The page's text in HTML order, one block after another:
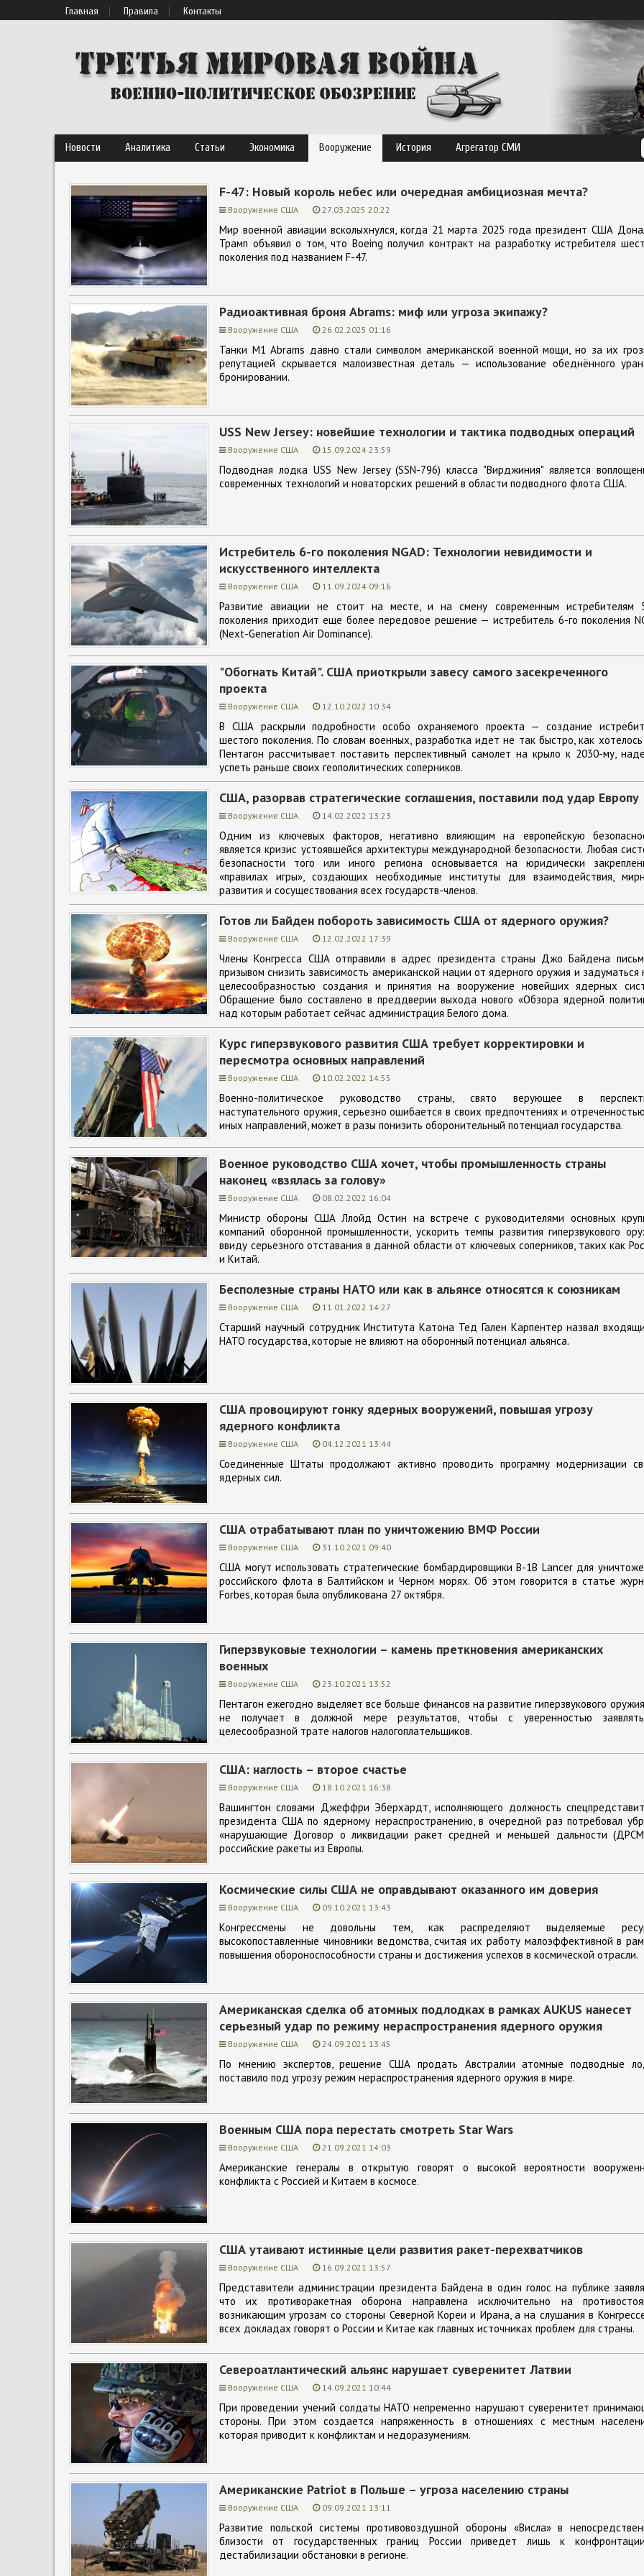
Главная Правила Контакты
Новости Аналитика Статьи Экономика Вооружение История Агрегатор СМИ
F-47: Новый король небес или очередная амбициозная мечта?
Вооружение США 27.03.2025 20:22
Мир военной авиации всколыхнулся, когда 21 марта 2025 года президент США
Трамп объявил о том, что Boeing получил контракт на разработку истребителя
поколения под названием F-47.
Радиоактивная броня Abrams: миф или угроза экипажу?
Вооружение США 26.02.2025 01:16
Танки M1 Abrams давно стали символом американской военной мощи, но за их
репутацией скрывается малоизвестная деталь — использование обеднённого
бронировании.
USS New Jersey: новейшие технологии и тактика подводных операций
Вооружение США 15.09.2024 23:59
Подводная лодка USS New Jersey (SSN-796) класса "Вирджиния" является
современных технологий и новаторских решений в области подводного флота США.
Истребитель 6-го поколения NGAD: Технологии невидимости и
искусственного интеллекта
Вооружение США 11.09.2024 09:16
Развитие авиации не стоит на месте, и на смену современным истребителям
поколения приходит еще более передовое решение — истребитель 6-го поколения
(Next-Generation Air Dominance).
"Обогнать Китай". США приоткрыли завесу самого засекреченного
проекта
Вооружение США 12.10.2022 10:34
В США раскрыли подробности особо охраняемого проекта — создание
шестого поколения. По словам военных, разработка идет не так быстро, как
Пентагон рассчитывает поставить перспективный самолет на крыло к 2030-му,
успеть раньше своих геополитических соперников.
США, разорвав стратегические соглашения, поставили под удар Европу
Вооружение США 14.02.2022 13:23
Одним из ключевых факторов, негативно влияющим на европейскую
является кризис устоявшейся архитектуры международной безопасности. Любая
безопасности того или иного региона основывается на юридически
«правилах игры», создающих необходимые институты для взаимодействия,
развития и сосуществования всех государств-членов.
Готов ли Байден побороть зависимость США от ядерного оружия?
Вооружение США 12.02.2022 17:39
Члены Конгресса США отправили в адрес президента страны Джо Байдена
призывом снизить зависимость американской нации от ядерного оружия и задуматься
целесообразностью создания и принятия на вооружение новейших ядерных
Обращение было составлено в преддверии выхода нового «Обзора ядерной
над которым работает сейчас администрация Белого дома.
Курс гиперзвукового развития США требует корректировки и
пересмотра основных направлений
Вооружение США 10.02.2022 14:55
Военно-политическое руководство страны, свято верующее в
наступательного оружия, серьезно ошибается в своих предпочтениях и
иных направлений, может в разы понизить оборонительный потенциал государства.
Военное руководство США хочет, чтобы промышленность страны
наконец «взялась за голову»
Вооружение США 08.02.2022 16:04
Министр обороны США Ллойд Остин на встрече с руководителями основных
компаний оборонной промышленности, ускорить темпы развития гиперзвукового
ввиду серьезного отставания в данной области от ключевых соперников, таких как
и Китай.
Бесполезные страны НАТО или как в альянсе относятся к союзникам
Вооружение США 11.01.2022 14:27
Старший научный сотрудник Института Катона Тед Гален Карпентер назвал
НАТО государства, которые не влияют на оборонный потенциал альянса.
США провоцируют гонку ядерных вооружений, повышая угрозу
ядерного конфликта
Вооружение США 04.12.2021 13:44
Соединенные Штаты продолжают активно проводить программу модернизации
ядерных сил.
США отрабатывают план по уничтожению ВМФ России
Вооружение США 31.10.2021 09:40
США могут использовать стратегические бомбардировщики B-1B Lancer для
российского флота в Балтийском и Черном морях. Об этом говорится в статье
Forbes, которая была опубликована 27 октября.
Гиперзвуковые технологии – камень преткновения американских
военных
Вооружение США 23.10.2021 13:52
Пентагон ежегодно выделяет все больше финансов на развитие гиперзвукового
не получает в должной мере результатов, чтобы с уверенностью
целесообразной трате налогов налогоплательщиков.
США: наглость – второе счастье
Вооружение США 18.10.2021 16:38
Вашингтон словами Джеффри Эберхардт, исполняющего должность
президента США по ядерному нераспространению, в очередной раз потребовал
«нарушающие Договор о ликвидации ракет средней и меньшей дальности
российские ракеты из Европы.
Космические силы США не оправдывают оказанного им доверия
Вооружение США 09.10.2021 13:43
Конгрессмены не довольны тем, как распределяют выделяемые
высокопоставленные чиновники ведомства, считая их работу малоэффективной в
повышения обороноспособности страны и достижения успехов в космической отрасли.
Американская сделка об атомных подлодках в рамках AUKUS нанесет
серьезный удар по режиму нераспространения ядерного оружия
Вооружение США 24.09.2021 13:45
По мнению экспертов, решение США продать Австралии атомные подводные
поставило под угрозу режим нераспространения ядерного оружия в мире.
Военным США пора перестать смотреть Star Wars
Вооружение США 21.09.2021 14:03
Американские генералы в открытую говорят о высокой вероятности
конфликта с Россией и Китаем в космосе.
США утаивают истинные цели развития ракет-перехватчиков
Вооружение США 16.09.2021 13:57
Представители администрации президента Байдена в один голос на публике
что их противоракетная оборона направлена исключительно на
возникающим угрозам со стороны Северной Кореи и Ирана, а на слушания в
всех докладах говорят о России и Китае как главных источниках проблем для страны.
Североатлантический альянс нарушает суверенитет Латвии
Вооружение США 14.09.2021 10:44
При проведении учений солдаты НАТО непременно нарушают суверенитет
стороны. При этом создается напряженность в отношениях с местным
которая приводит к конфликтам и недоразумениям.
Американские Patriot в Польше – угроза населению страны
Вооружение США 09.09.2021 13:11
Развитие польской системы противовоздушной обороны «Висла» в
близости от государственных границ России приведет лишь к
дестабилизации обстановки в регионе.